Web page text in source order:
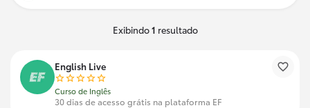
Exibindo1 resultado
English Live
Curso de Inglês
30 dias de acesso grátis na plataforma EF